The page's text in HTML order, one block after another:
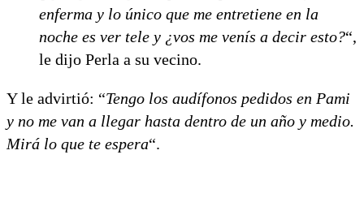
enferma y lo único que me entretiene en la
noche es ver tele y ¿vos me venís a decir esto?“,
le dijo Perla a su vecino.
Y le advirtió: “Tengo los audífonos pedidos en Pami
y no me van a llegar hasta dentro de un año y medio.
Mirá lo que te espera“.